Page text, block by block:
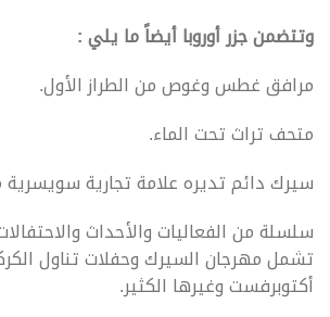
وتتضمن جزر أوروبا أيضاً ما يلي :
مرافق غطس وغوص من الطراز الأول.
متحف تراث تحت الماء.
سيرك دائم تديره علامة تجارية سويسرية
سلسلة من الفعاليات والأحداث
تشمل مهرجان السيرك وحفلات تناول
أكتوبرفست وغيرها الكثير.